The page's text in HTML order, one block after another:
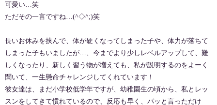
可愛い…笑
ただその一言ですね…(^◇^;)笑
長いお休みを挟んで、体が硬くなってしまった子や、体力が落ちて
しまった子もいましたが…、今までより少しレベルアップして、難
しくなったり、新しく習う物が増えても、私が説明するのをよーく
聞いて、一生懸命チャレンジしてくれています！
彼女達は、まだ小学校低学年ですが、幼稚園生の頃から、私とレッ
スンをしてきて慣れているので、反応も早く、パッと言っただけ